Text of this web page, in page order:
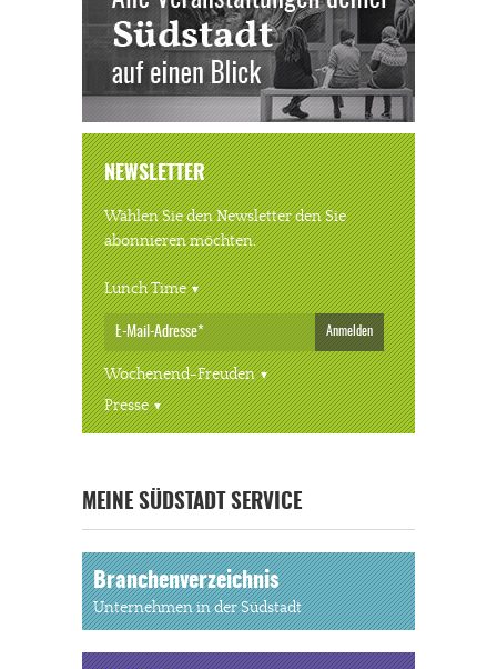
« ALLE VERANSTALTUNGEN
NEWSLETTER
Wählen Sie den Newsletter den Sie
abonnieren möchten.
Lunch Time
Anmelden
Wochenend-Freuden
Presse
MEINE SÜDSTADT SERVICE
Branchenverzeichnis
Unternehmen in der Südstadt